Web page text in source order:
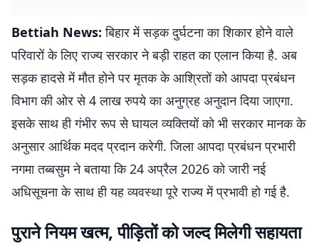
Bettiah News: बिहार में सड़क दुर्घटना का शिकार होने वाले
परिवारों के लिए राज्य सरकार ने बड़ी राहत का एलान किया है. अब
सड़क हादसे में मौत होने पर मृतक के आश्रितों को आपदा प्रबंधन
विभाग की ओर से 4 लाख रुपये का अनुग्रह अनुदान दिया जाएगा.
इसके साथ ही गंभीर रूप से घायल व्यक्तियों को भी सरकार मानक के
अनुसार आर्थिक मदद प्रदान करेगी. जिला आपदा प्रबंधन प्रभारी
नगमा तब्बसुम ने बताया कि 24 अप्रैल 2026 को जारी नई
अधिसूचना के साथ ही यह व्यवस्था पूरे राज्य में प्रभावी हो गई है.
पुराने नियम खत्म, पीड़ितों को जल्द मिलेगी सहायता